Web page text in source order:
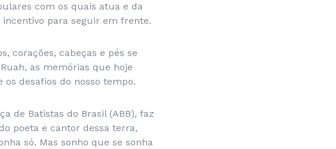
com os quais atua e da
para seguir em frente.
corações, cabeças e pés se
as memórias que hoje
desafios do nosso tempo.
de Batistas do Brasil (ABB), faz
poeta e cantor dessa terra,
só. Mas sonho que se sonha